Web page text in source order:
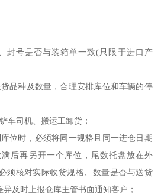
封号是否与装箱单一致(只限于进口产
品种及数量，合理安排库位和车辆的停
车司机、搬运工卸货；
位时，必须将同一规格且同一进仓日期
后再另开一个库位，尾数托盘放在外
须核对实际收货规格、数量是否与送货
及时上报仓库主管书面通知客户；